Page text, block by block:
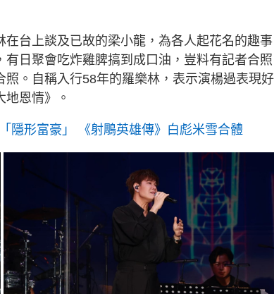
台上談及已故的梁小龍，為各人起花名的趣
日聚會吃炸雞脾搞到成口油，豈料有記者合
。自稱入行58年的羅樂林，表示演楊過表現好
恩情》。
隱形富豪」 《射鵰英雄傳》白彪米雪合體